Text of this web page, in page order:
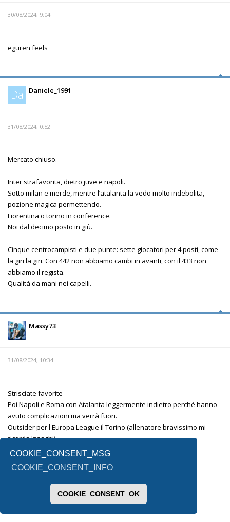
COOKIE_CONSENT_MSG
COOKIE_CONSENT_INFO
COOKIE_CONSENT_OK
30/08/2024, 9:04
eguren feels
Da Daniele_1991
31/08/2024, 0:52
Mercato chiuso.
Inter strafavorita, dietro juve e napoli.
Sotto milan e merde, mentre l’atalanta la vedo molto indebolita,
pozione magica permettendo.
Fiorentina o torino in conference.
Noi dal decimo posto in giù.
Cinque centrocampisti e due punte: sette giocatori per 4 posti, come
la giri la giri. Con 442 non abbiamo cambi in avanti, con il 433 non
abbiamo il regista.
Qualità da mani nei capelli.
Massy73
31/08/2024, 10:34
Strisciate favorite
Poi Napoli e Roma con Atalanta leggermente indietro perché hanno
avuto complicazioni ma verrà fuori.
Outsider per l'Europa League il Torino (allenatore bravissimo mi
ricorda Inzaghi)
La fiorentina è l'altra incognita.
Lecce e Venezia mi sembrano messe male.
Per la terza retrocessa non saprei, forse il Monza .
Inviato dal mio SM-F731B utilizzando Tapatalk